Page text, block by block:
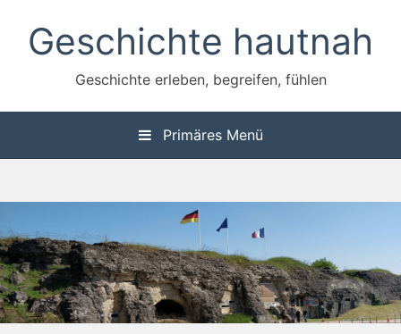
Inhalt
springenGeschichte hautnah
Geschichte erleben, begreifen, fühlen
Primäres Menü